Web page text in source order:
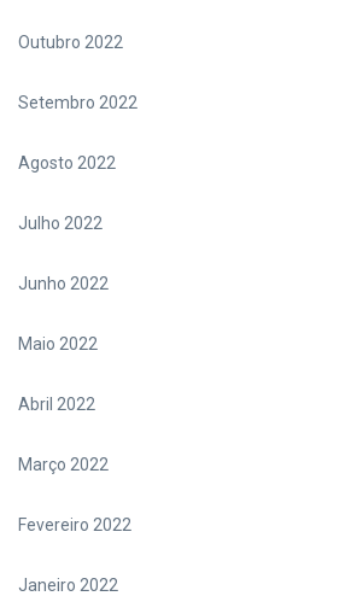
Outubro 2022
Setembro 2022
Agosto 2022
Julho 2022
Junho 2022
Maio 2022
Abril 2022
Março 2022
Fevereiro 2022
Janeiro 2022